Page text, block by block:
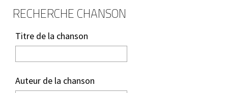
RECHERCHE CHANSON
Titre de la chanson
Auteur de la chanson